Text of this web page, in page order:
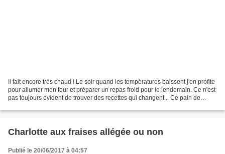
Il fait encore très chaud ! Le soir quand les températures baissent j'en profite
pour allumer mon four et préparer un repas froid pour le lendemain. Ce n'est
pas toujours évident de trouver des recettes qui changent... Ce pain de
Charlotte aux fraises allégée ou non
Publié le 20/06/2017 à 04:57